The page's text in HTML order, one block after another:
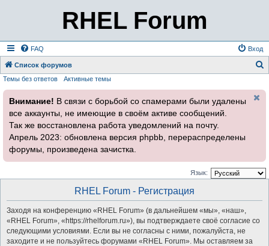
RHEL Forum
FAQ Вход
Список форумов
и
Темы без ответов Активные темы
Внимание! В связи с борьбой со спамерами были удалены
все аккаунты, не имеющие в своём активе сообщений.
Так же восстановлена работа уведомлений на почту.
Апрель 2023: обновлена версия phpbb, перераспределены
форумы, произведена зачистка.
Язык:
RHEL Forum - Регистрация
Заходя на конференцию «RHEL Forum» (в дальнейшем «мы», «наш»,
«RHEL Forum», «https://rhelforum.ru»), вы подтверждаете своё согласие со
следующими условиями. Если вы не согласны с ними, пожалуйста, не
заходите и не пользуйтесь форумами «RHEL Forum». Мы оставляем за